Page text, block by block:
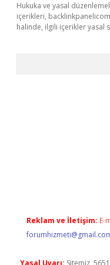
Hukuka ve yasal
içerikleri,
halinde, ilgili içerikler yasal
Reklam ve İletişim: E-
Yasal Uyarı: Sitemiz,